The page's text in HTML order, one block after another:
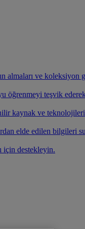
almaları ve koleksiyon
öğrenmeyi teşvik
kaynak ve
elde edilen bilgileri
için destekleyin.